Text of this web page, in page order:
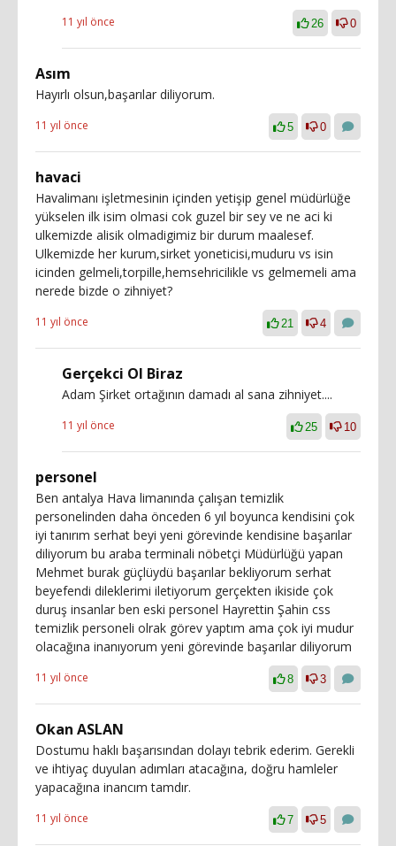
11 yıl önce 26 0
Asım
Hayırlı olsun,başarılar diliyorum.
11 yıl önce 5 0
havaci
Havalimanı işletmesinin içinden yetişip genel müdürlüğe
yükselen ilk isim olmasi cok guzel bir sey ve ne aci ki
ulkemizde alisik olmadigimiz bir durum maalesef.
Ulkemizde her kurum,sirket yoneticisi,muduru vs isin
icinden gelmeli,torpille,hemsehricilikle vs gelmemeli ama
nerede bizde o zihniyet?
11 yıl önce 21 4
Gerçekci Ol Biraz
Adam Şirket ortağının damadı al sana zihniyet....
11 yıl önce 25 10
personel
Ben antalya Hava limanında çalışan temizlik
personelinden daha önceden 6 yıl boyunca kendisini çok
iyi tanırım serhat beyi yeni görevinde kendisine başarılar
diliyorum bu araba terminali nöbetçi Müdürlüğü yapan
Mehmet burak güçlüydü başarılar bekliyorum serhat
beyefendi dileklerimi iletiyorum gerçekten ikiside çok
duruş insanlar ben eski personel Hayrettin Şahin css
temizlik personeli olrak görev yaptım ama çok iyi mudur
olacağına inanıyorum yeni görevinde başarılar diliyorum
11 yıl önce 8 3
Okan ASLAN
Dostumu haklı başarısından dolayı tebrik ederim. Gerekli
ve ihtiyaç duyulan adımları atacağına, doğru hamleler
yapacağına inancım tamdır.
11 yıl önce 7 5